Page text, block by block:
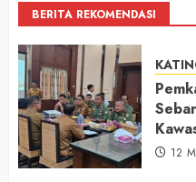
BERITA REKOMENDASI
12